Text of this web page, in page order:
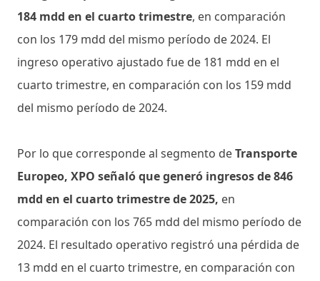
184 mdd en el cuarto trimestre, en comparación
con los 179 mdd del mismo período de 2024. El
ingreso operativo ajustado fue de 181 mdd en el
cuarto trimestre, en comparación con los 159 mdd
del mismo período de 2024.
Por lo que corresponde al segmento deTransporte
Europeo, XPO señaló que generó ingresos de 846
mdd en el cuarto trimestre de 2025, en
comparación con los 765 mdd del mismo período de
2024. El resultado operativo registró una pérdida de
13 mdd en el cuarto trimestre, en comparación con